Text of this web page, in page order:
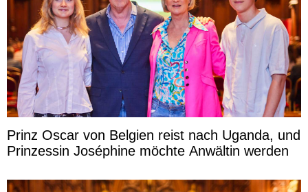
Prinz Oscar von Belgien reist nach Uganda, und
Prinzessin Joséphine möchte Anwältin werden